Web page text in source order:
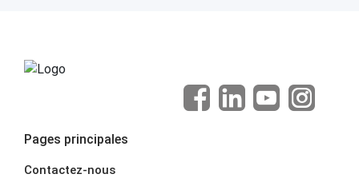
Pages principales
Contactez-nous